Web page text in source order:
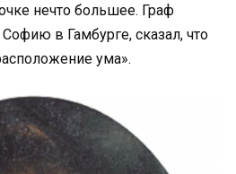
нечто большее. Граф
в Гамбурге, сказал, что
ума».